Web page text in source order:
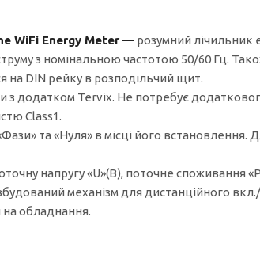
WiFi Energy Meter — розумний лічильник
з номінальною частотою 50/60 Гц.
на DIN рейку в розподільчий щит.
додатком Tervix. Не потребує
Class1.
та «Нуля» в місці його
напругу «U»(В), поточне споживання
механізм для дистанційного
на обладнання.